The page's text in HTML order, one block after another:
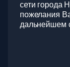
сети города
пожелания
дальнейшем